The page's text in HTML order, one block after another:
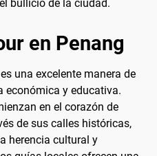
bullicio de la ciudad.
en Penang
una excelente manera de
económica y educativa.
en el corazón de
de sus calles históricas,
herencia cultural y